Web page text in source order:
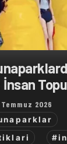
İnsan
2026